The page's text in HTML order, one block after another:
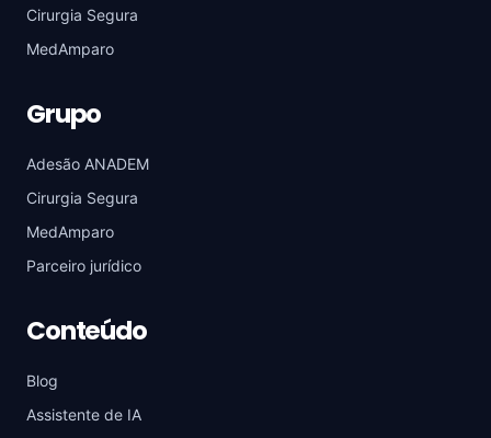
Cirurgia Segura
MedAmparo
Grupo
Adesão ANADEM
Cirurgia Segura
MedAmparo
Parceiro jurídico
Conteúdo
Blog
Assistente de IA